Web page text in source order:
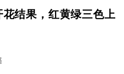
结果，红黄绿三色上